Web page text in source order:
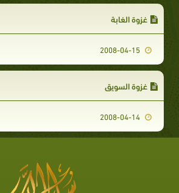
غزوة الغابة
غزوة السويق